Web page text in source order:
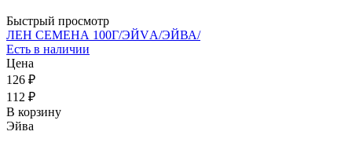
Быстрый просмотр
ЛЕН СЕМЕНА 100Г/ЭЙVА/ЭЙВА/
Есть в наличии
Цена
126 ₽
112 ₽
В корзину
Эйва